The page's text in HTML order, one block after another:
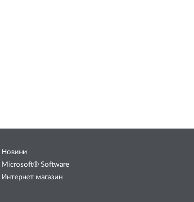
Новини
Microsoft® Software
Интернет магазин